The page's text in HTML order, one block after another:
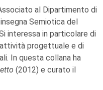
al Dipartimento di
Semiotica del
interessa in particolare di
progettuale e di
In questa collana ha
(2012) e curato il